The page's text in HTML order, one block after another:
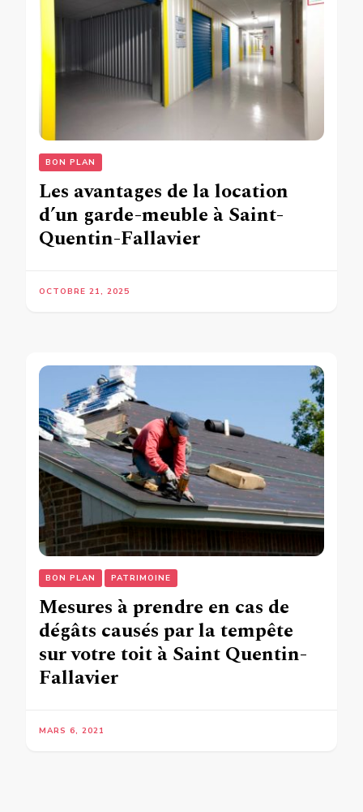
BON PLAN
Les avantages de la location
d’un garde-meuble à Saint-
Quentin-Fallavier
OCTOBRE 21, 2025
BON PLAN PATRIMOINE
Mesures à prendre en cas de
dégâts causés par la tempête
sur votre toit à Saint Quentin-
Fallavier
MARS 6, 2021